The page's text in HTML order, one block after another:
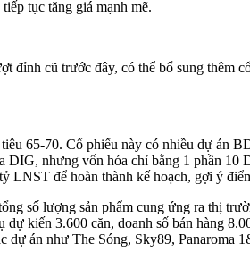
tục tăng giá mạnh mẽ.
cũ trước đây, có thể bổ sung thêm
65-70. Cổ phiếu này có nhiều dự án
nhưng vốn hóa chỉ bằng 1 phần
để hoàn thành kế hoạch, gợi ý
số lượng sản phẩm cung ứng ra thị
kiến 3.600 căn, doanh số bán hàng
án như The Sóng, Sky89, Panaroma